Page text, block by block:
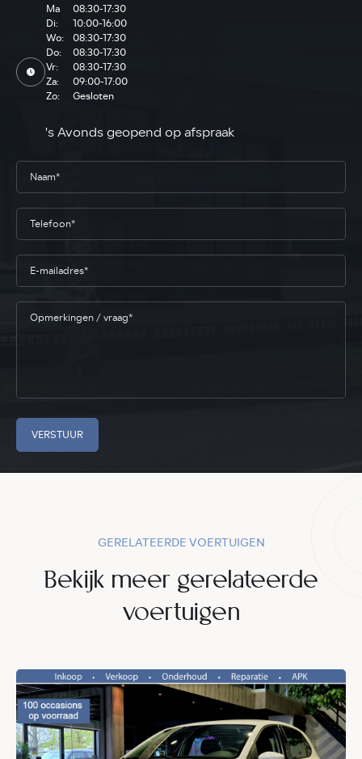
Ma
08:30-17:30
Di:
10:00-16:00
Wo:
08:30-17:30
Do:
08:30-17:30
Vr:
08:30-17:30
Za:
09:00-17:00
Zo:
Gesloten
's Avonds geopend op afspraak
VERSTUUR
GERELATEERDE VOERTUIGEN
Bekijk meer gerelateerde
voertuigen